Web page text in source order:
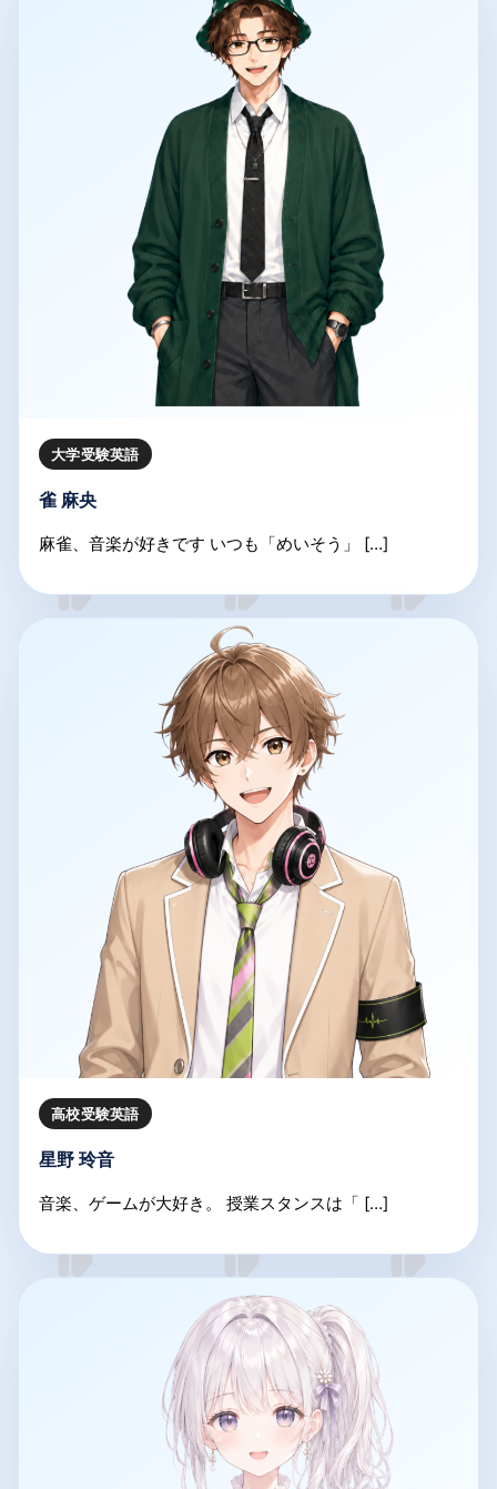
大学受験英語
雀 麻央
麻雀、音楽が好きです いつも「めいそう」 […]
高校受験英語
星野 玲音
音楽、ゲームが大好き。 授業スタンスは「 […]